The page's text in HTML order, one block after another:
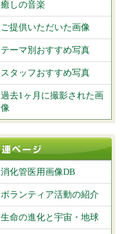
癒しの音楽
ご提供いただいた画像
テーマ別おすすめ写真
スタッフおすすめ写真
過去1ヶ月に撮影された画
像
消化管医用画像DB
ボランティア活動の紹介
生命の進化と宇宙・地球